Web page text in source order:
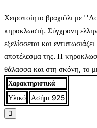
Χειροποίητο βραχιόλι με
κηροκλωστή. Σύγχρονη
εξελίσσεται και
αποτέλεσμα της. Η
θάλασσα και στη σκόνη, το
Χαρακτηριστικά
Υλικό Ασήμι 925